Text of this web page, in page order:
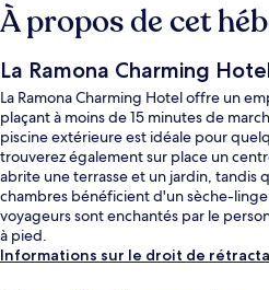
À propos de cet
La Ramona Charming
La Ramona Charming Hotel offre un
plaçant à moins de 15 minutes de
piscine extérieure est idéale pour
trouverez également sur place un
abrite une terrasse et un jardin, tandis
chambres bénéficient d'un sèche-
voyageurs sont enchantés par le
à pied.
Informations sur le droit de